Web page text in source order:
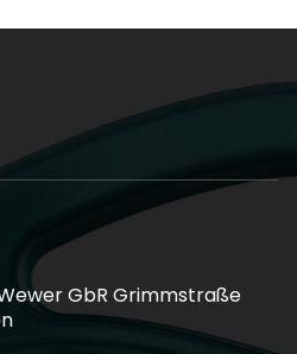
GbR Grimmstraße